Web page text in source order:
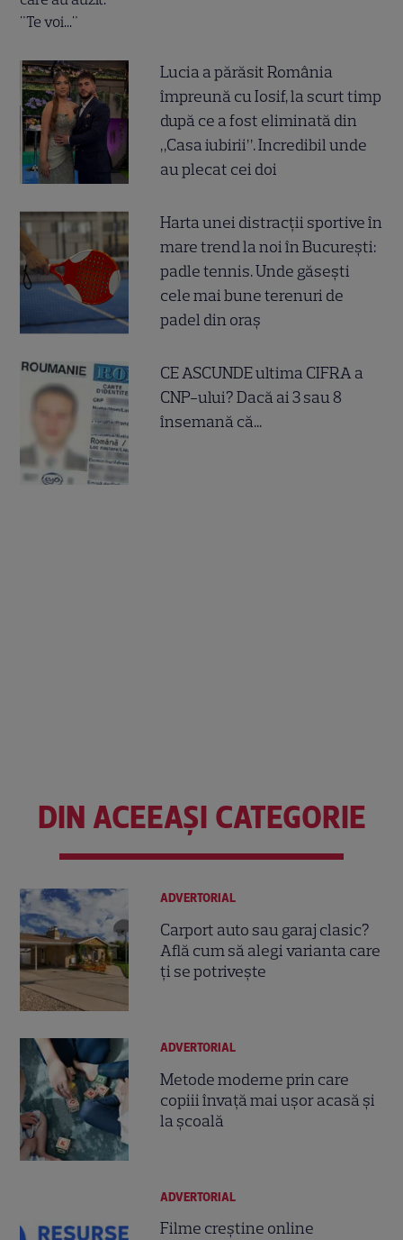
Lucia a părăsit România
împreună cu Iosif, la scurt timp
după ce a fost eliminată din
„Casa iubirii”. Incredibil unde
au plecat cei doi
Harta unei distracții sportive în
mare trend la noi în București:
padle tennis. Unde găsești
cele mai bune terenuri de
padel din oraș
CE ASCUNDE ultima CIFRA a
CNP-ului? Dacă ai 3 sau 8
însemană că...
DIN ACEEAȘI CATEGORIE
ADVERTORIAL
Carport auto sau garaj clasic?
Află cum să alegi varianta care
ți se potrivește
ADVERTORIAL
Metode moderne prin care
copiii învață mai ușor acasă și
la școală
ADVERTORIAL
Filme creștine online